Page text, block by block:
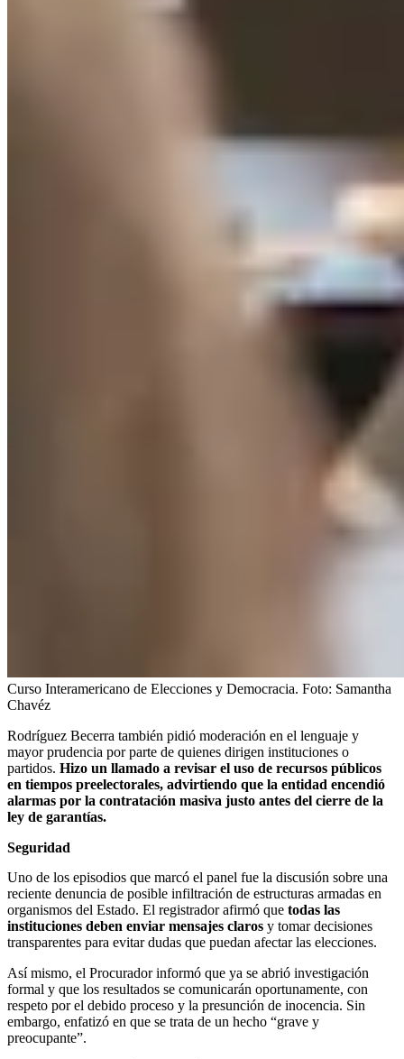
Curso Interamericano de Elecciones y Democracia. Foto: Samantha
Chavéz
Rodríguez Becerra también pidió moderación en el lenguaje y
mayor prudencia por parte de quienes dirigen instituciones o
partidos. Hizo un llamado a revisar el uso de recursos públicos
en tiempos preelectorales, advirtiendo que la entidad encendió
alarmas por la contratación masiva justo antes del cierre de la
ley de garantías.
Seguridad
Uno de los episodios que marcó el panel fue la discusión sobre una
reciente denuncia de posible infiltración de estructuras armadas en
organismos del Estado. El registrador afirmó que todas las
instituciones deben enviar mensajes claros y tomar decisiones
transparentes para evitar dudas que puedan afectar las elecciones.
Así mismo, el Procurador informó que ya se abrió investigación
formal y que los resultados se comunicarán oportunamente, con
respeto por el debido proceso y la presunción de inocencia. Sin
embargo, enfatizó en que se trata de un hecho “grave y
preocupante”.